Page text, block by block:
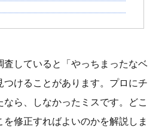
査していると「やっちまったなベ
つけることがあります。プロにチ
なら、しなかったミスです。どこ
修正すればよいのかを解説しま